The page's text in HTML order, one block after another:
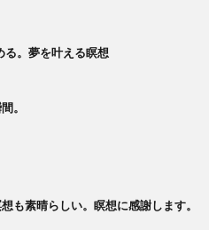
る。夢を叶える瞑想
。
も素晴らしい。瞑想に感謝します。